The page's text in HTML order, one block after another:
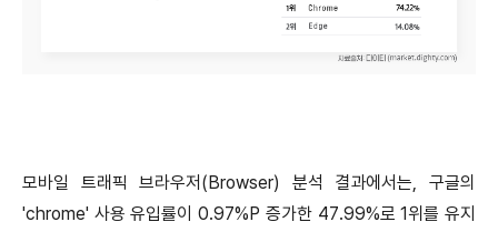
모바일 트래픽 브라우저(Browser) 분석 결과에서는, 구글의
'chrome' 사용 유입률이 0.97%P 증가한 47.99%로 1위를 유지